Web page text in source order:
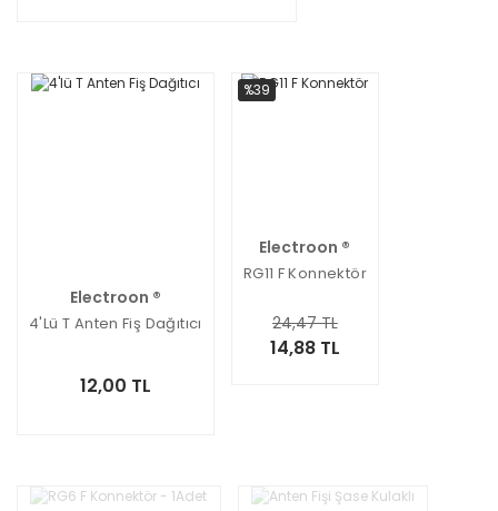
Electroon ®
4'lü T Anten Fiş Dağıtıcı
12,00 TL
%39
Electroon ®
RG11 F Konnektör
14,88 TL
24,47 TL